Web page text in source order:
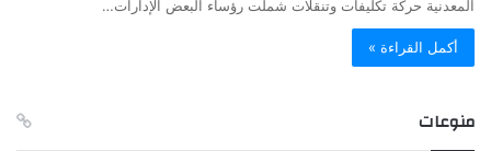
المعدنية حركة تكليفات وتنقلات شملت رؤساء البعض الإدارات…
أكمل القراءة »
منوعات